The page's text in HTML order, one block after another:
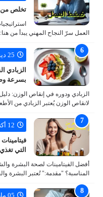
تخلص من
العمل سرّ النجاح المهني يبدأ من
25 ديسمبر 2024
الزبادي
بسرعة
الزبادي ودوره في إنقاص الوزن: دليل
لانقاص الوزن يُعتبر الزبادي من
12 أكتوبر 2024
التي
أفضل الفيتامينات لصحة البشرة
المناسبة؟ "مقدمة:" تُعتبر البشرة
05 مارس 2025